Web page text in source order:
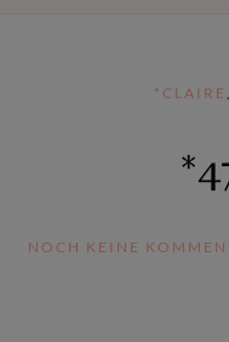
*CLAIRE ,
NOCH KEINE